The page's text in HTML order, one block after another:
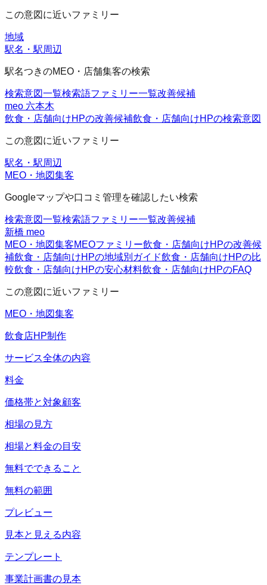
この意図に近いファミリー
地域
駅名・駅周辺
駅名つきのMEO・店舗集客の検索
検索意図一覧検索語ファミリー一覧改善候補
meo 六本木
飲食・店舗向けHPの改善候補飲食・店舗向けHPの検索意図
この意図に近いファミリー
駅名・駅周辺
MEO・地図集客
Googleマップや口コミ管理を確認したい検索
検索意図一覧検索語ファミリー一覧改善候補
新橋 meo
MEO・地図集客MEOファミリー飲食・店舗向けHPの改善候
補飲食・店舗向けHPの地域別ガイド飲食・店舗向けHPの比
較飲食・店舗向けHPの安心材料飲食・店舗向けHPのFAQ
この意図に近いファミリー
MEO・地図集客
飲食店HP制作
サービス全体の内容
料金
価格帯と対象顧客
相場の見方
相場と料金の目安
無料でできること
無料の範囲
プレビュー
見本と見える内容
テンプレート
事業計画書の見本